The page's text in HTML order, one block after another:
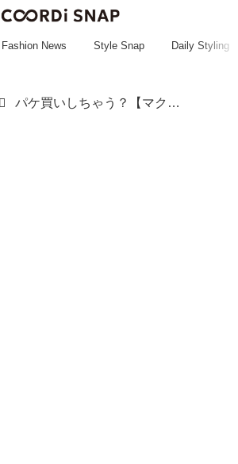
~~~~~~~~~~~
Fashion News Style Snap Daily Styling
パケ買いしちゃう？【マクドナルド】胸アツコラボの「新作バーガー」が登場ッ！